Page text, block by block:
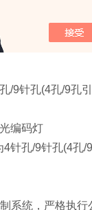
脚(4芯插头)，适
/9针孔(4孔/9孔
编码灯
针孔/9针孔(4孔/
系统，严格执